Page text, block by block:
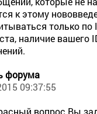
к этому
только по
наличие
форума
09:37:55
вопрос Вы